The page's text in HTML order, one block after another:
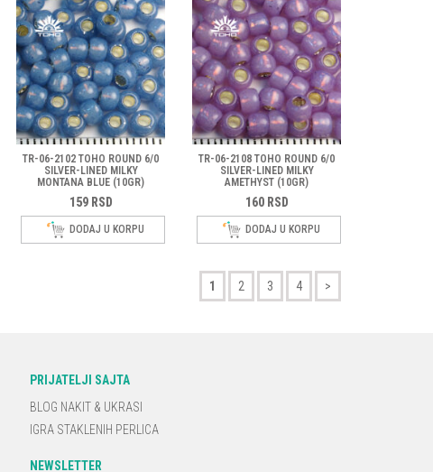
TR-06-2102 TOHO ROUND 6/0
SILVER-LINED MILKY
MONTANA BLUE (10GR)
159 RSD
DODAJ U KORPU
TR-06-2108 TOHO ROUND 6/0
SILVER-LINED MILKY
AMETHYST (10GR)
160 RSD
DODAJ U KORPU
1 2 3 4 >
PRIJATELJI SAJTA
BLOG NAKIT & UKRASI
IGRA STAKLENIH PERLICA
NEWSLETTER